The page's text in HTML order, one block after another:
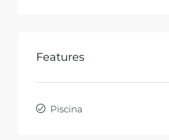
Features
Piscina